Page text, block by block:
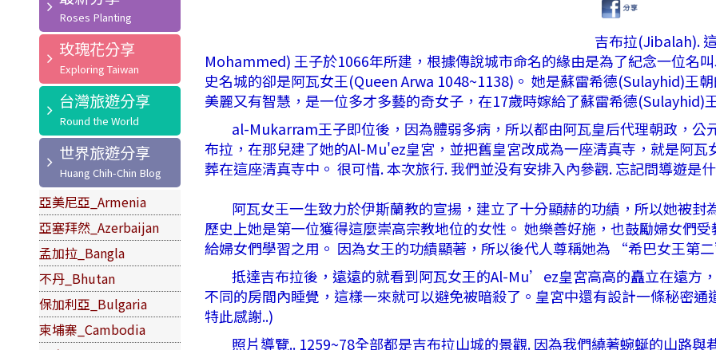
玫瑰花分享
台灣旅遊分享
世界旅遊分享
亞美尼亞_Armenia
亞塞拜然_Azerbaijan
孟加拉_Bangla
不丹_Bhutan
保加利亞_Bulgaria
柬埔寨_Cambodia
吉布拉(Jibalah).
Mohammed) 王子於1066年所建，根據傳說城市命名的緣由是為了紀念一位名
史名城的卻是阿瓦女王(Queen Arwa 1048~1138)。 她是蘇雷希德(Sulayhid)王
美麗又有智慧，是一位多才多藝的奇女子，在17歲時嫁給了蘇雷希德(Sulayhid)
al-Mukarram王子即位後，因為體弱多病，所以都由阿瓦皇后代理朝政，公
布拉，在那兒建了她的Al-Mu'ez皇宮，並把舊皇宮改成為一座清真寺，就是阿
葬在這座清真寺中。 很可惜. 本次旅行. 我們並没有安排入內參觀. 忘記問導遊是什
阿瓦女王一生致力於伊斯蘭教的宣揚，建立了十分顯赫的功績，所以她被封
歷史上她是第一位獲得這麼崇高宗教地位的女性。 她樂善好施，也鼓勵婦女們
給婦女們學習之用。 因為女王的功績顯著，所以後代人尊稱她為 “希巴女王第
抵達吉布拉後，遠遠的就看到阿瓦女王的Al-Mu’ez皇宮高高的矗立在遠方
不同的房間內睡覺，這樣一來就可以避免被暗殺了。皇宮中還有設計一條秘密
特此感謝..)
照片導覽.. 1259~78全部都是吉布拉山城的景觀. 因為我們繞著蜿蜒的山路與